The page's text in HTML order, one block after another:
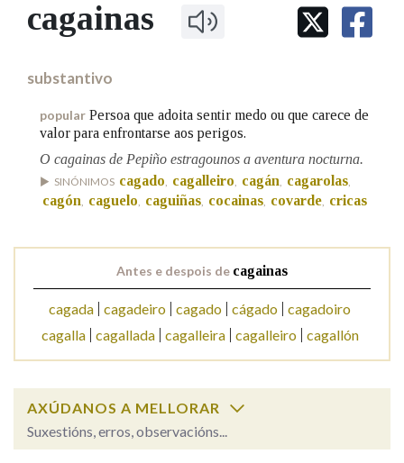
IDENTIDADE CORPORATIVA
MARCIAL DEL ADALID
FIGURAS HOMENAXEADAS
PRIMAVERA DAS LETRAS
PORTAL DAS PALABRAS
Facebook
TwitterYoutubeInstagram
Bluesky
BUSCAR NOS LEMAS
Remata por
Contén
BUSCAR NO CONTIDO
Nas definicións
Na fraseoloxía
cagainas
substantivo
popular Persoa que adoita sentir medo ou que carece de
valor para enfrontarse aos perigos.
O cagainas de Pepiño estragounos a aventura nocturna.
SINÓNIMOS cagado cagalleiro cagán cagarolas
cagón caguelo caguiñas cocainas covarde cricas
Antes e despois de cagainas
cagada cagadeiro cagado cágado cagadoiro
cagalla
cagallada cagalleira cagalleiro cagallón
AXÚDANOS A MELLORAR
Suxestións, erros, observacións...